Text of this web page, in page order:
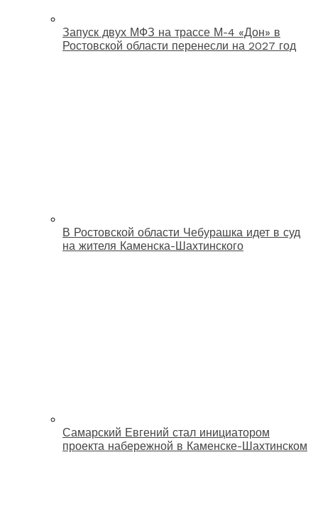
Запуск двух МФЗ на трассе М-4 «Дон» в
Ростовской области перенесли на 2027 год
В Ростовской области Чебурашка идет в суд
на жителя Каменска-Шахтинского
Самарский Евгений стал инициатором
проекта набережной в Каменске-Шахтинском